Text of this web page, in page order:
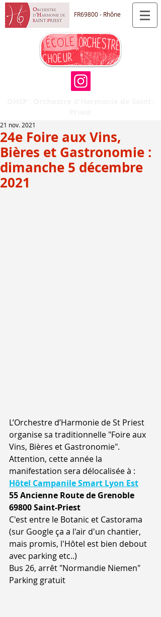
FR69800 - Rhône
24e Foire aux Vins,
Bières et Gastronomie :
dimanche 5 décembre
2021
21 nov. 2021
L’Orchestre d’Harmonie de St Priest
organise sa traditionnelle "Foire aux
Vins, Bières et Gastronomie".
Attention, cette année la
manifestation sera délocalisée à :
Hôtel Campanile Smart Lyon Est
55 Ancienne Route de Grenoble
69800 Saint-Priest
C'est entre le Botanic et Castorama
(sur Google ça a l'air d'un chantier,
mais promis, l'Hôtel est bien debout
avec parking etc..)
Bus 26, arrêt "Normandie Niemen"
Parking gratuit